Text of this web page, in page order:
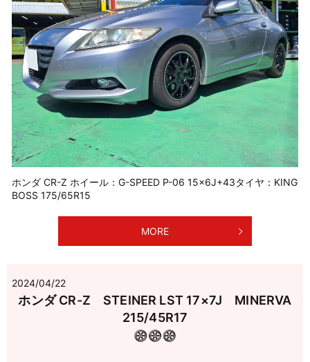
ホンダ CR-Z ホイール：G-SPEED P-06 15×6J+43タイヤ：KING
BOSS 175/65R15
MORE
2024/04/22
ホンダ CR-Z STEINER LST 17×7J MINERVA
215/45R17